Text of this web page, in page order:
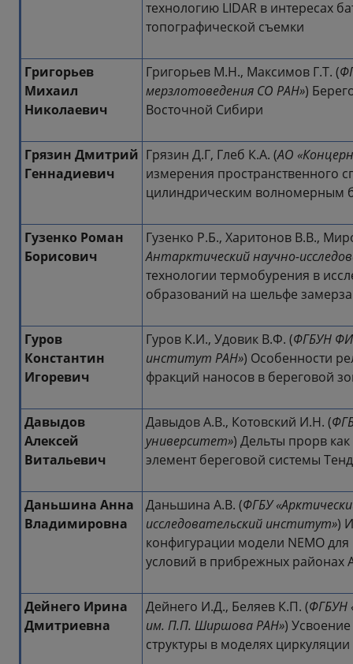
технологию LIDAR в интересах
топографической съемки
Григорьев
Михаил
Николаевич
Григорьев М.Н., Максимов Г.Т. (
мерзлотоведения СО РАН»)
Восточной Сибири
Грязин Дмитрий
Геннадиевич
Грязин Д.Г, Глеб К.А. (АО
измерения пространственного
цилиндрическим волномерным
Гузенко Роман
Борисович
Гузенко Р.Б., Харитонов В.В.,
Антарктический научно-
технологии термобурения в
образований на шельфе
Гуров
Константин
Игоревич
Гуров К.И., Удовик В.Ф. (ФГБУН
институт РАН») Особенности
фракций наносов в береговой
Давыдов
Алексей
Витальевич
Давыдов А.В., Котовский И.Н. (
университет») Дельты прорв
элемент береговой системы
Даньшина Анна
Владимировна
Даньшина А.В. (ФГБУ
исследовательский институт»)
конфигурации модели NEMO
условий в прибрежных районах
Дейнего Ирина
Дмитриевна
Дейнего И.Д., Беляев К.П. (ФГБУН
им. П.П. Ширшова РАН»)
структуры в моделях